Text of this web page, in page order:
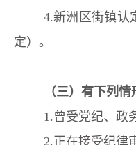
4.新洲区街镇认
定） 。
（三）有下列情
1.曾受党纪、政
2.正在接受纪律